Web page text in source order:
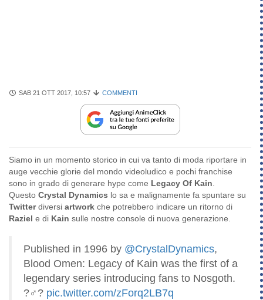
SAB 21 OTT 2017, 10:57 COMMENTI
Siamo in un momento storico in cui va tanto di moda riportare in
auge vecchie glorie del mondo videoludico e pochi franchise
sono in grado di generare hype come Legacy Of Kain.
Questo Crystal Dynamics lo sa e malignamente fa spuntare su
Twitterdiversi artwork che potrebbero indicare un ritorno di
Raziel e di Kain sulle nostre console di nuova generazione.
Published in 1996 by @CrystalDynamics,
Blood Omen: Legacy of Kain was the first of a
legendary series introducing fans to Nosgoth.
?‍♂️? pic.twitter.com/zForq2LB7q